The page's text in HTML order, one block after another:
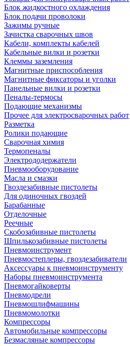
Блок жидкостного охлаждения
Блок подачи проволоки
Зажимы ручные
Зачистка сварочных швов
Кабели, комплекты кабелей
Кабельные вилки и розетки
Клеммы заземления
Магнитные приспособления
Магнитные фиксаторы и уголки
Панельные вилки и розетки
Пеналы-термосы
Подающие механизмы
Прочее для электросварочных работ
Разметка
Ролики подающие
Сварочная химия
Термопеналы
Электрододержатели
Пневмооборудование
Масла и смазки
Гвоздезабивные пистолеты
Для одиночных гвоздей
Барабанные
Отделочные
Реечные
Скобозабивные пистолеты
Шпилькозабивные пистолеты
Пневмоинструмент
Пневмостеплеры, гвоздезабиватели
Аксессуары к пневмоинструменту
Наборы пневмоинструмента
Пневмогайковерты
Пневмодрели
Пневмошлифмашины
Пневмомолотки
Компрессоры
Автомобильные компрессоры
Безмасляные компрессоры